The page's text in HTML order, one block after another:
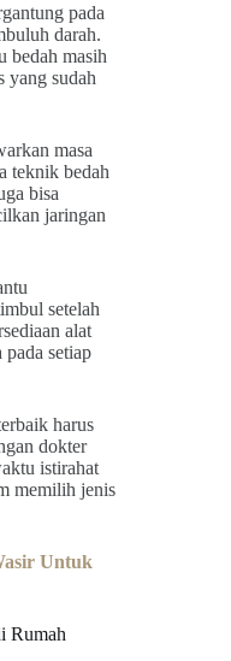
pada
darah.
bedah masih
yang sudah
masa
teknik bedah
bisa
jaringan
setelah
alat
setiap
harus
dokter
istirahat
memilih jenis
Untuk
Rumah